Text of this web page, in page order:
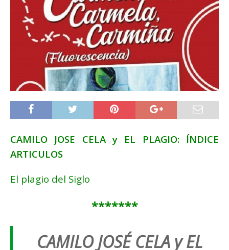
CAMILO JOSE CELA y EL PLAGIO: ÍNDICE
ARTICULOS
El plagio del Siglo
*******
CAMILO JOSÉ CELA y EL